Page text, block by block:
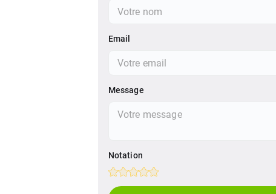
Email
Message
Notation
1 Star
2 Stars
3 Stars
4 Stars
5 Stars
Empty